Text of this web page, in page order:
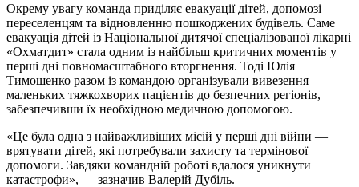
Окрему увагу команда приділяє евакуації дітей, допомозі
переселенцям та відновленню пошкоджених будівель. Саме
евакуація дітей із Національної дитячої спеціалізованої лікарні
«Охматдит» стала одним із найбільш критичних моментів у
перші дні повномасштабного вторгнення. Тоді Юлія
Тимошенко разом із командою організували вивезення
маленьких тяжкохворих пацієнтів до безпечних регіонів,
забезпечивши їх необхідною медичною допомогою.
«Це була одна з найважливіших місій у перші дні війни —
врятувати дітей, які потребували захисту та термінової
допомоги. Завдяки командній роботі вдалося уникнути
катастрофи», — зазначив Валерій Дубіль.